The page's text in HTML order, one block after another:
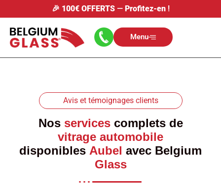
🎉 100€ OFFERTS— Profitez-en!
Menu
Avis et témoignages clients
Nos servicescomplets de
vitrage automobile
disponibles Aubel avec Belgium
Glass